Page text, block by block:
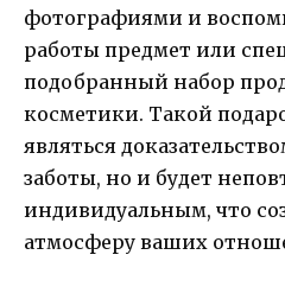
фотографиями и
работы предмет или
подобранный набор
косметики. Такой
являться
заботы, но и будет
индивидуальным, что
атмосферу ваших